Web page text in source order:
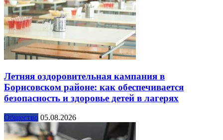
Летняя оздоровительная кампания в
Борисовском районе: как обеспечивается
безопасность и здоровье детей в лагерях
Общество 05.08.2026